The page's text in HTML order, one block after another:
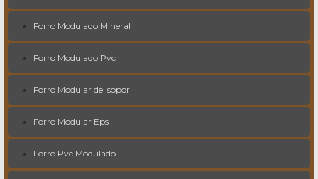
Forro Modulado Mineral
Forro Modulado Pvc
Forro Modular de Isopor
Forro Modular Eps
Forro Pvc Modulado